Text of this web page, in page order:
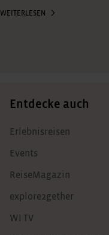
WEITERLESEN
Entdecke auch
Erlebnisreisen
Events
ReiseMagazin
explore2gether
WI TV